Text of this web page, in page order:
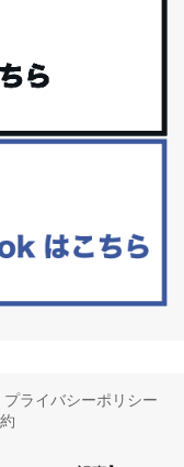
ふるさと納税」の返
つのこと。
プライバシーポリシー